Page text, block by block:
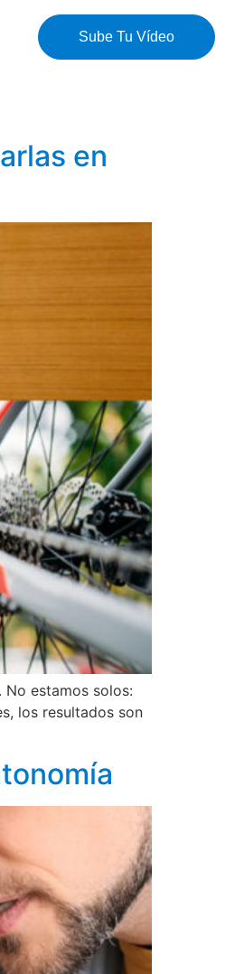
Sube Tu Vídeo
en
No estamos solos:
los resultados son